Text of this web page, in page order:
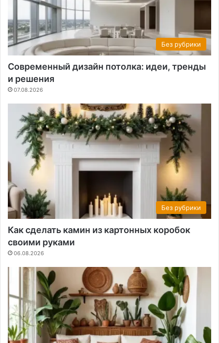
Без рубрики
Современный дизайн потолка: идеи, тренды
и решения
07.08.2026
Без рубрики
Как сделать камин из картонных коробок
своими руками
06.08.2026